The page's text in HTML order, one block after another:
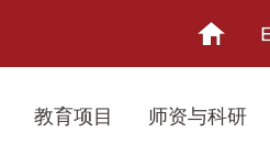
教育项目 师资与科研